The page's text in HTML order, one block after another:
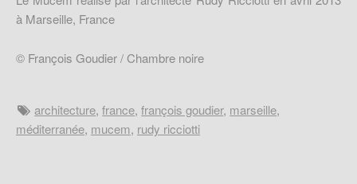
à Marseille, France
© François Goudier / Chambre noire
architecture,france,françois goudier, marseille,
méditerranée, mucem, rudy ricciotti